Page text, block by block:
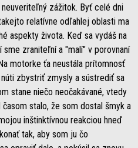
zážitok. Byť celé dni
relatívne odľahlej oblasti ma
aspekty života. Keď sa vydáš na
zraniteľní a "malí" v porovnaní
motorke ťa neustála prítomnosť
zbystriť zmysly a sústrediť sa
stane niečo neočakávané, vtedy
stalo, že som dostal šmyk a
inštinktívnou reakciou hneď
tak, aby som ju čo